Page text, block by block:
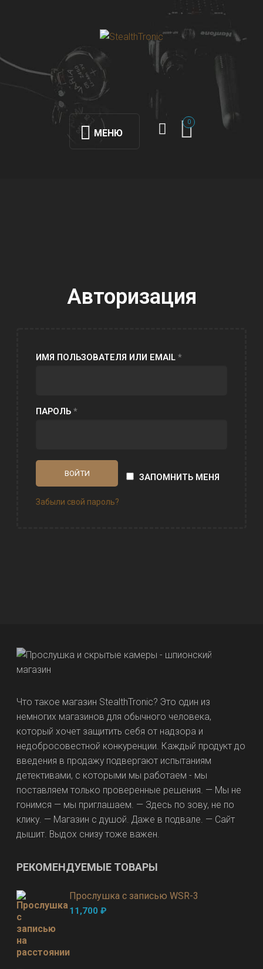
МЕНЮ
0
Авторизация
ИМЯ ПОЛЬЗОВАТЕЛЯ ИЛИ EMAIL*
ПАРОЛЬ*
ЗАПОМНИТЬ МЕНЯ
Забыли свой пароль?
Что такое магазин StealthTronic? Это один из
немногих магазинов для обычного человека,
который хочет защитить себя от надзора и
недобросовестной конкуренции. Каждый продукт до
введения в продажу подвергают испытаниям
детективами, с которыми мы работаем - мы
поставляем только проверенные решения. — Мы не
гонимся — мы приглашаем. — Здесь по зову, не по
клику. — Магазин с душой. Даже в подвале. — Сайт
дышит. Выдох снизу тоже важен.
РЕКОМЕНДУЕМЫЕ ТОВАРЫ
Прослушка с записью WSR-3
11,700₽